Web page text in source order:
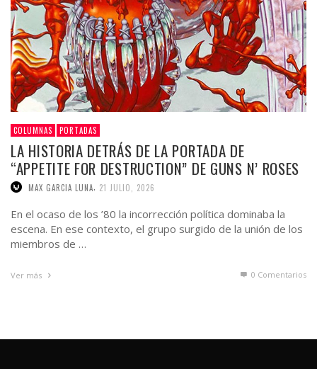
COLUMNAS PORTADAS
LA HISTORIA DETRÁS DE LA PORTADA DE
“APPETITE FOR DESTRUCTION” DE GUNS N’ ROSES
MAX GARCIA LUNA 21 JULIO, 2026
En el ocaso de los ’80 la incorrección política dominaba la
escena. En ese contexto, el grupo surgido de la unión de los
miembros de …
Ver más 0 Comentarios